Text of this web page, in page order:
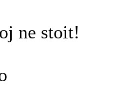
ne stoit!